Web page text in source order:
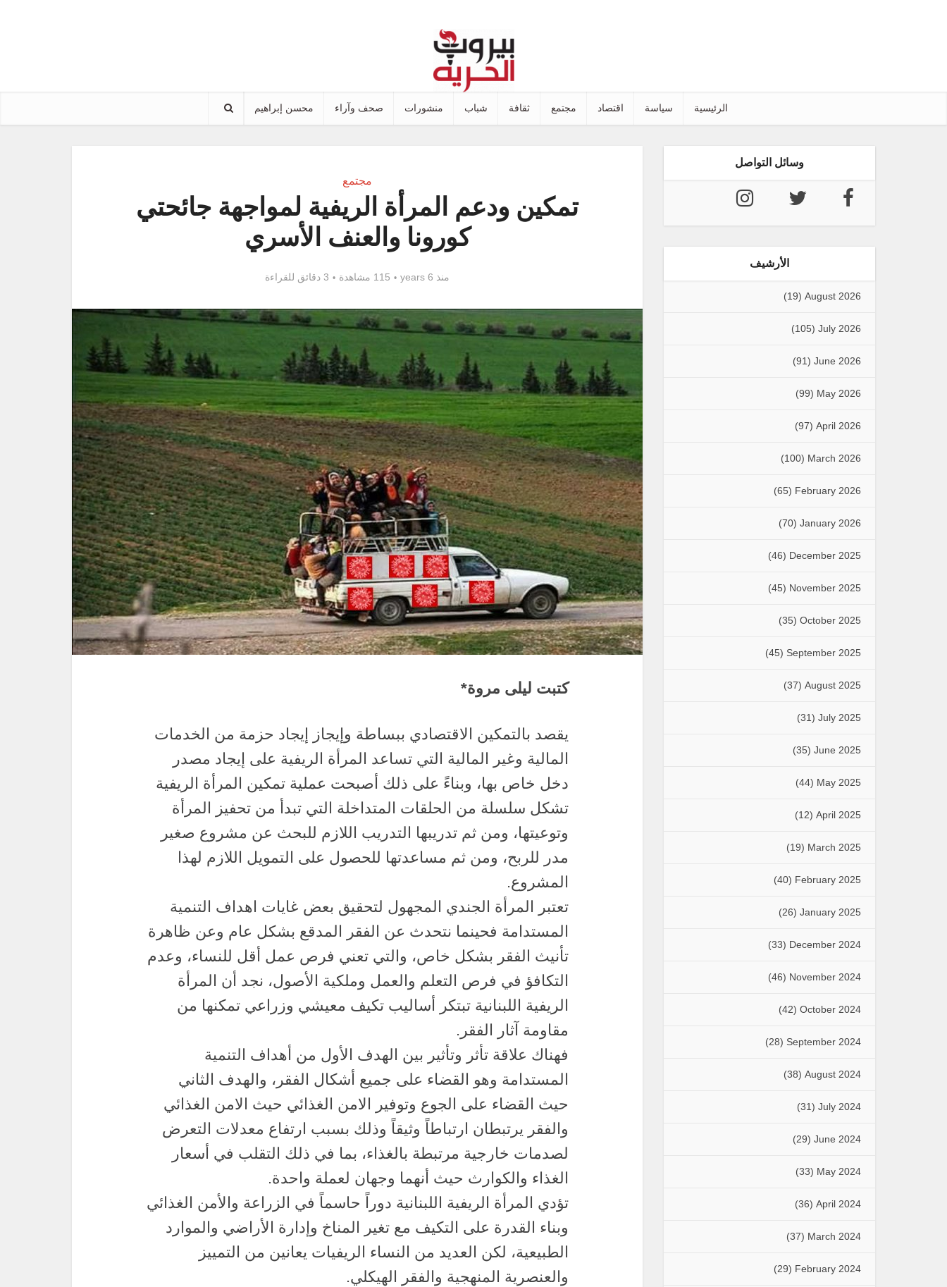
الرئيسية سياسة اقتصاد مجتمع ثقافة شباب منشورات صحف وآراء محسن إبراهيم
مجتمع
تمكين ودعم المرأة الريفية لمواجهة جائحتي
كورونا والعنف الأسري
منذ 6 years 115 مشاهدة 3 دقائق للقراءة
كتبت ليلى مروة*
يقصد بالتمكين الاقتصادي ببساطة وإيجاز إيجاد حزمة من الخدمات
المالية وغير المالية التي تساعد المرأة الريفية على إيجاد مصدر
دخل خاص بها، وبناءً على ذلك أصبحت عملية تمكين المرأة الريفية
تشكل سلسلة من الحلقات المتداخلة التي تبدأ من تحفيز المرأة
وتوعيتها، ومن ثم تدريبها التدريب اللازم للبحث عن مشروع صغير
مدر للربح، ومن ثم مساعدتها للحصول على التمويل اللازم لهذا
المشروع.
تعتبر المرأة الجندي المجهول لتحقيق بعض غايات اهداف التنمية
المستدامة فحينما نتحدث عن الفقر المدقع بشكل عام وعن ظاهرة
تأنيث الفقر بشكل خاص، والتي تعني فرص عمل أقل للنساء، وعدم
التكافؤ في فرص التعلم والعمل وملكية الأصول، نجد أن المرأة
الريفية اللبنانية تبتكر أساليب تكيف معيشي وزراعي تمكنها من
مقاومة آثار الفقر.
فهناك علاقة تأثر وتأثير بين الهدف الأول من أهداف التنمية
المستدامة وهو القضاء على جميع أشكال الفقر، والهدف الثاني
حيث القضاء على الجوع وتوفير الامن الغذائي حيث الامن الغذائي
والفقر يرتبطان ارتباطاً وثيقاً وذلك بسبب ارتفاع معدلات التعرض
لصدمات خارجية مرتبطة بالغذاء، بما في ذلك التقلب في أسعار
الغذاء والكوارث حيث أنهما وجهان لعملة واحدة.
تؤدي المرأة الريفية اللبنانية دوراً حاسماً في الزراعة والأمن الغذائي
وبناء القدرة على التكيف مع تغير المناخ وإدارة الأراضي والموارد
الطبيعية، لكن العديد من النساء الريفيات يعانين من التمييز
والعنصرية المنهجية والفقر الهيكلي.
وسائل التواصل
الأرشيف
August 2026
(19)
July 2026
(105)
June 2026
(91)
May 2026
(99)
April 2026
(97)
March 2026
(100)
February 2026
(65)
January 2026
(70)
December 2025
(46)
November 2025
(45)
October 2025
(35)
September 2025
(45)
August 2025
(37)
July 2025
(31)
June 2025
(35)
May 2025
(44)
April 2025
(12)
March 2025
(19)
February 2025
(40)
January 2025
(26)
December 2024
(33)
November 2024
(46)
October 2024
(42)
September 2024
(28)
August 2024
(38)
July 2024
(31)
June 2024
(29)
May 2024
(33)
April 2024
(36)
March 2024
(37)
February 2024
(29)